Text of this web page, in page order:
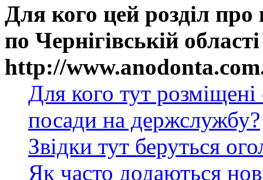
Для кого цей розділ
по Чернігівській
http://
Для кого тут
посади на держслужбу?
Звідки тут беруться
Як часто додаються